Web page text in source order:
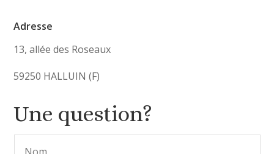
Adresse
13, allée des Roseaux
59250 HALLUIN (F)
Une question?